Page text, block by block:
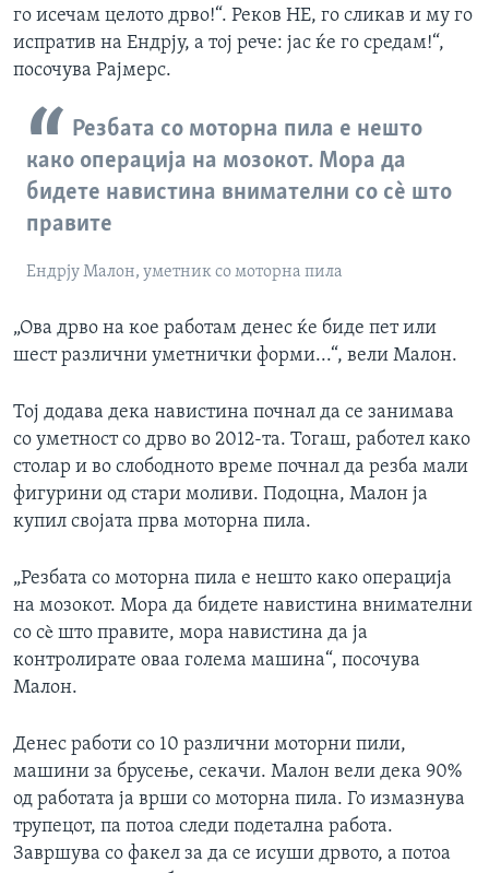
го исечам целото дрво!“. Реков НЕ, го сликав и му го
испратив на Ендрју, а тој рече: јас ќе го средам!“,
посочува Рајмерс.
Резбата со моторна пила е нешто
како операција на мозокот. Мора да
бидете навистина внимателни со сè што
правите
Ендрју Малон, уметник со моторна пила
„Ова дрво на кое работам денес ќе биде пет или
шест различни уметнички форми...“, вели Малон.
Тој додава дека навистина почнал да се занимава
со уметност со дрво во 2012-та. Тогаш, работел како
столар и во слободното време почнал да резба мали
фигурини од стари моливи. Подоцна, Малон ја
купил својата прва моторна пила.
„Резбата со моторна пила е нешто како операција
на мозокот. Мора да бидете навистина внимателни
со сè што правите, мора навистина да ја
контролирате оваа голема машина“, посочува
Малон.
Денес работи со 10 различни моторни пили,
машини за брусење, секачи. Малон вели дека 90%
од работата ја врши со моторна пила. Го измазнува
трупецот, па потоа следи подетална работа.
Завршува со факел за да се исуши дрвото, а потоа